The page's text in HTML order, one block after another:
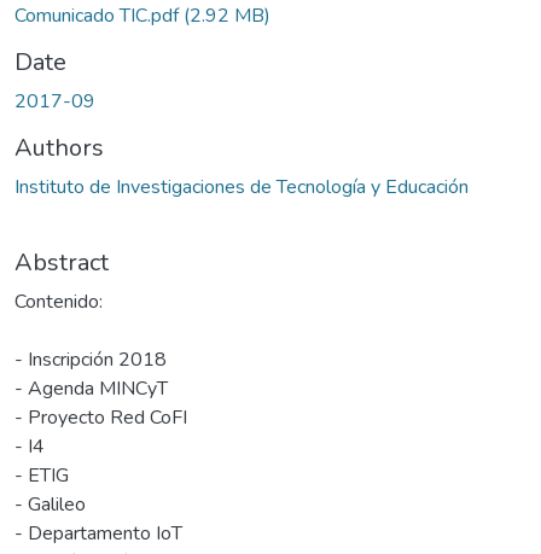
Comunicado TIC.pdf(2.92 MB)
Date
2017-09
Authors
Instituto de Investigaciones de Tecnología y Educación
Abstract
Contenido:
- Inscripción 2018
- Agenda MINCyT
- Proyecto Red CoFI
- I4
- ETIG
- Galileo
- Departamento IoT